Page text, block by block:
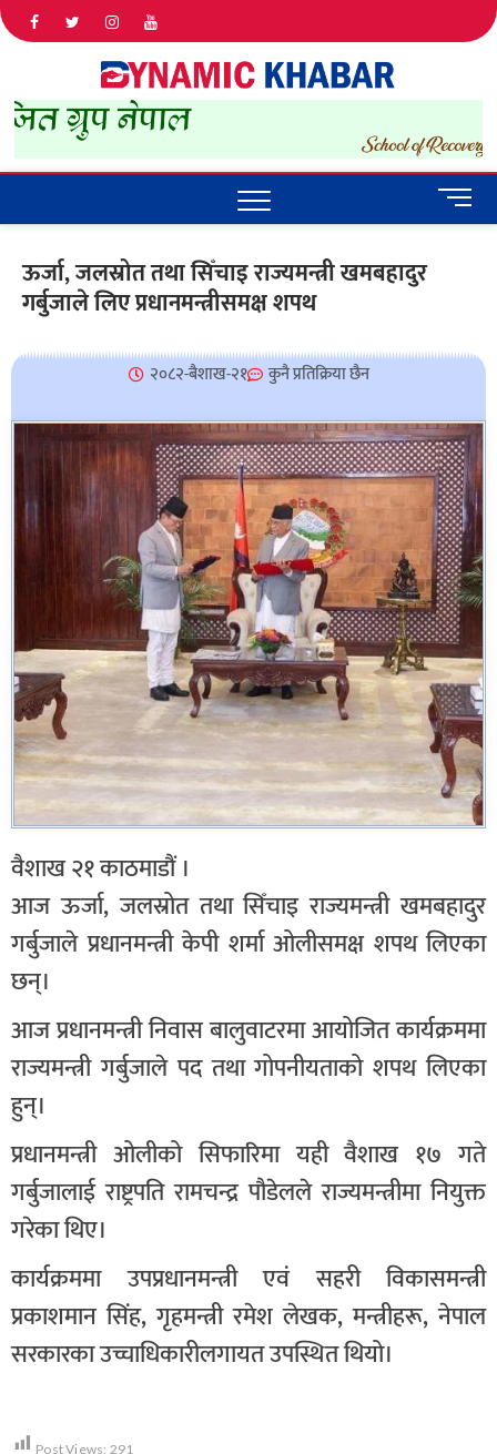
IN NEPAL
M
e
n
ऊर्जा, जलस्रोत तथा सिँचाइ राज्यमन्त्री खमबहादुर
गर्बुजाले लिए प्रधानमन्त्रीसमक्ष शपथ
२०८२-बैशाख-२१ कुनै प्रतिक्रिया छैन
वैशाख २१ काठमाडौं ।
आज ऊर्जा, जलस्रोत तथा सिँचाइ राज्यमन्त्री खमबहादुर
गर्बुजाले प्रधानमन्त्री केपी शर्मा ओलीसमक्ष शपथ लिएका
छन्।
आज प्रधानमन्त्री निवास बालुवाटरमा आयोजित कार्यक्रममा
राज्यमन्त्री गर्बुजाले पद तथा गोपनीयताको शपथ लिएका
हुन्।
प्रधानमन्त्री ओलीको सिफारिमा यही वैशाख १७ गते
गर्बुजालाई राष्ट्रपति रामचन्द्र पौडेलले राज्यमन्त्रीमा नियुक्त
गरेका थिए।
कार्यक्रममा उपप्रधानमन्त्री एवं सहरी विकासमन्त्री
प्रकाशमान सिंह, गृहमन्त्री रमेश लेखक, मन्त्रीहरू, नेपाल
सरकारका उच्चाधिकारीलगायत उपस्थित थियो।
Post Views: 291